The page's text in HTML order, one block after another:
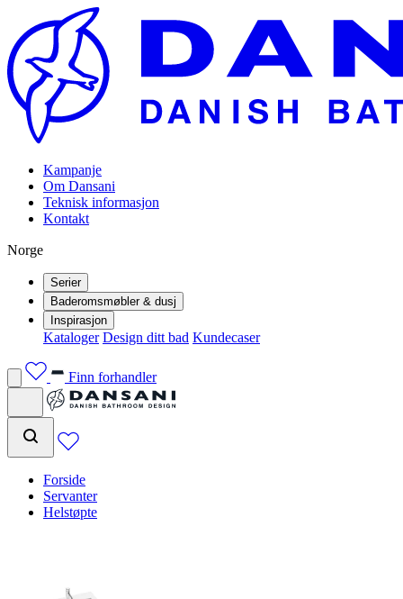
Kampanje
Om Dansani
Teknisk informasjon
Kontakt
Norge
Serier
Baderomsmøbler & dusj
Inspirasjon
Kataloger Design ditt bad Kundecaser
Finn forhandler
Forside
Servanter
Helstøpte